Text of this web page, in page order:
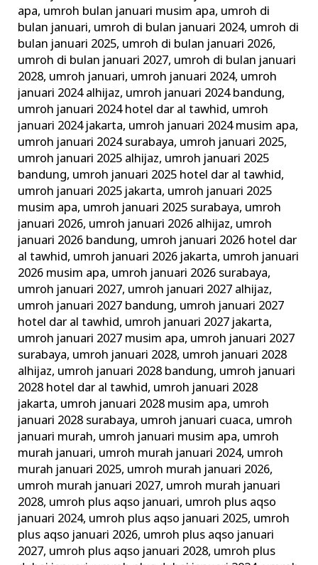
apa, umroh bulan januari musim apa, umroh di
bulan januari, umroh di bulan januari 2024, umroh di
bulan januari 2025, umroh di bulan januari 2026,
umroh di bulan januari 2027, umroh di bulan januari
2028, umroh januari, umroh januari 2024, umroh
januari 2024 alhijaz, umroh januari 2024 bandung,
umroh januari 2024 hotel dar al tawhid, umroh
januari 2024 jakarta, umroh januari 2024 musim apa,
umroh januari 2024 surabaya, umroh januari 2025,
umroh januari 2025 alhijaz, umroh januari 2025
bandung, umroh januari 2025 hotel dar al tawhid,
umroh januari 2025 jakarta, umroh januari 2025
musim apa, umroh januari 2025 surabaya, umroh
januari 2026, umroh januari 2026 alhijaz, umroh
januari 2026 bandung, umroh januari 2026 hotel dar
al tawhid, umroh januari 2026 jakarta, umroh januari
2026 musim apa, umroh januari 2026 surabaya,
umroh januari 2027, umroh januari 2027 alhijaz,
umroh januari 2027 bandung, umroh januari 2027
hotel dar al tawhid, umroh januari 2027 jakarta,
umroh januari 2027 musim apa, umroh januari 2027
surabaya, umroh januari 2028, umroh januari 2028
alhijaz, umroh januari 2028 bandung, umroh januari
2028 hotel dar al tawhid, umroh januari 2028
jakarta, umroh januari 2028 musim apa, umroh
januari 2028 surabaya, umroh januari cuaca, umroh
januari murah, umroh januari musim apa, umroh
murah januari, umroh murah januari 2024, umroh
murah januari 2025, umroh murah januari 2026,
umroh murah januari 2027, umroh murah januari
2028, umroh plus aqso januari, umroh plus aqso
januari 2024, umroh plus aqso januari 2025, umroh
plus aqso januari 2026, umroh plus aqso januari
2027, umroh plus aqso januari 2028, umroh plus